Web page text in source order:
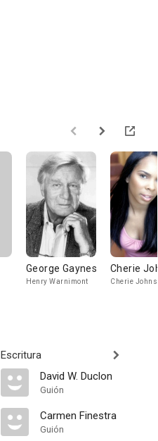
George Gaynes
Henry Warnimont
Cherie
Cherie
Escritura
David W. Duclon
Guión
Carmen Finestra
Guión